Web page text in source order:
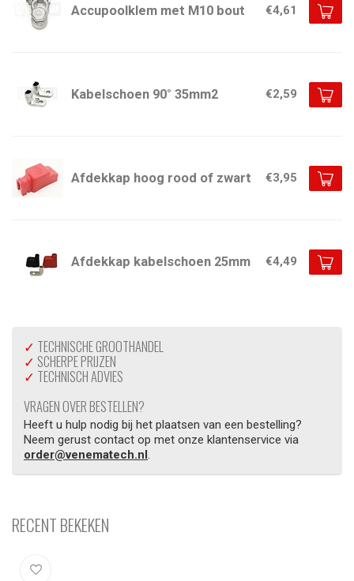
Accupoolklem met M10 bout €4,61
Kabelschoen 90° 35mm2 €2,59
Afdekkap hoog rood of zwart €3,95
Afdekkap kabelschoen 25mm €4,49
✓ TECHNISCHE GROOTHANDEL
✓ SCHERPE PRIJZEN
✓ TECHNISCH ADVIES
VRAGEN OVER BESTELLEN?
Heeft u hulp nodig bij het plaatsen van een bestelling?
Neem gerust contact op met onze klantenservice via
order@venematech.nl.
RECENT BEKEKEN